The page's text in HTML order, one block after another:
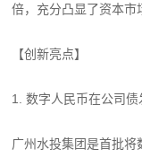
倍，充分凸显了资本市
【创新亮点】
1. 数字人民币在公司债
广州水投集团是首批将